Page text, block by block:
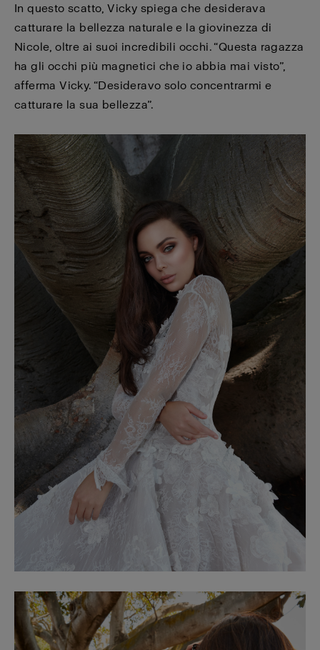
In questo scatto, Vicky spiega che desiderava
catturare la bellezza naturale e la giovinezza di
Nicole, oltre ai suoi incredibili occhi. “Questa ragazza
ha gli occhi più magnetici che io abbia mai visto”,
afferma Vicky. “Desideravo solo concentrarmi e
catturare la sua bellezza”.